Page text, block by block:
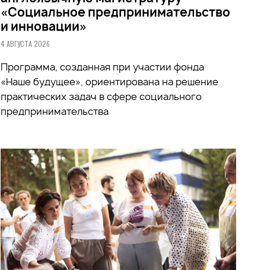
«Социальное предпринимательство
и инновации»
4 АВГУСТА 2026
Программа, созданная при участии фонда
«Наше будущее», ориентирована на решение
практических задач в сфере социального
предпринимательства